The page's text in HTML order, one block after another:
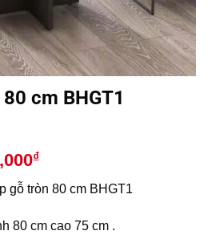
cm BHGT1
₫Giá
tại
1,850,000₫.
gỗ tròn 80 cm BHGT1
80 cm cao 75 cm .